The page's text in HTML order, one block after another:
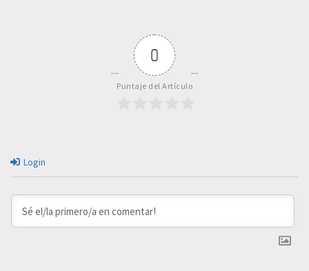
0
Puntaje del Artículo
Login